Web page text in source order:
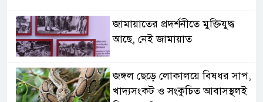
জামায়াতের প্রদর্শনীতে মুক্তিযুদ্ধ
আছে, নেই জামায়াত
জঙ্গল ছেড়ে লোকালয়ে বিষধর সাপ,
খাদ্যসংকট ও সংকুচিত আবাসস্থলই